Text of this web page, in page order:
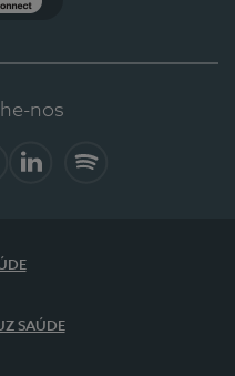
nos
SAÚDE